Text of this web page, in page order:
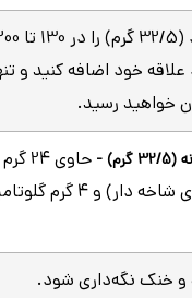
خواهید رسید.
-
(اسیدآمینه های
خنک نگه‌داری شود.